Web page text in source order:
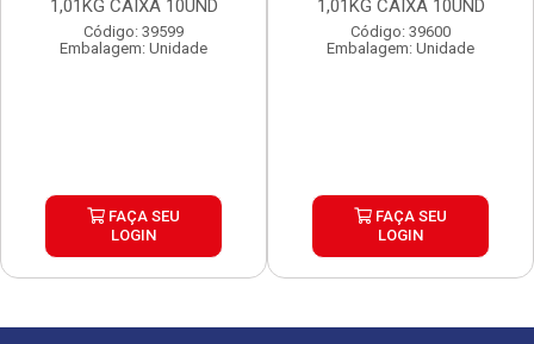
1,01KG CAIXA 10UND
Código: 39599
Embalagem: Unidade
FAÇA SEU
LOGIN
1,01KG CAIXA 10UND
Código: 39600
Embalagem: Unidade
FAÇA SEU
LOGIN